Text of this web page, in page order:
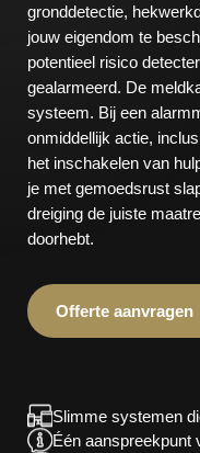
gronddetectie,
jouw eigendom te
potentieel risico
gealarmeerd. De
systeem. Bij een
onmiddellijk actie,
het inschakelen van
je met gemoedsrust
dreiging de juiste
doorhebt.
Offerte aanvragen
Slimme systemen
Één aanspreekpunt